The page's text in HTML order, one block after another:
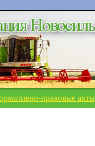
правовые акты